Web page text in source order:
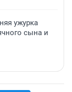
ужурка
сына и